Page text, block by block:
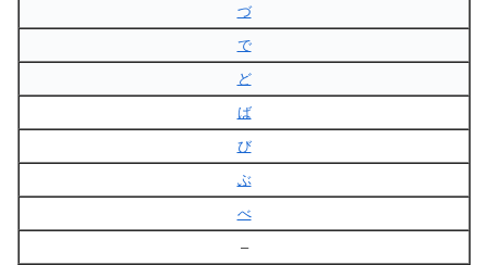
づ
で
ど
ば
び
ぶ
べ
–